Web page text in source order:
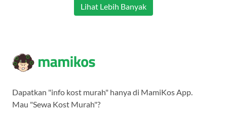
Lihat Lebih Banyak
Dapatkan "info kost murah" hanya di MamiKos App.
Mau "Sewa Kost Murah"?